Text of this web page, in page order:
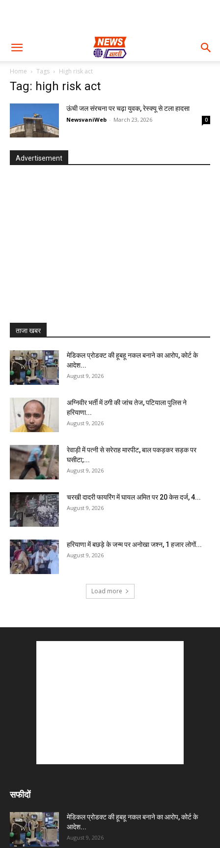
Home Tags High risk act
Tag: high risk act
ऊंची जल संरचना पर चढ़ा युवक, रेस्क्यू से टला हादसा
NewsvaniWeb - March 23, 2026 0
Advertisement
ताजा खबर
मेडिकल प्रोडक्ट की हूबहू नकल बनाने का आरोप, कोर्ट के
आदेश...
August 9, 2026
अग्निवीर भर्ती में ठगी की जांच तेज, पटियाला पुलिस ने
हरियाणा...
August 9, 2026
रेवाड़ी में पत्नी से सरेराह मारपीट, बाल पकड़कर सड़क पर
घसीटा;...
August 9, 2026
चरखी दादरी फायरिंग में घायल अमित पर 20 केस दर्ज, 4...
August 9, 2026
हरियाणा में बछड़े के जन्म पर अनोखा जश्न, 1 हजार लोगों...
August 9, 2026
Load more
सफीदों
मेडिकल प्रोडक्ट की हूबहू नकल बनाने का आरोप, कोर्ट के
आदेश...
August 9, 2026